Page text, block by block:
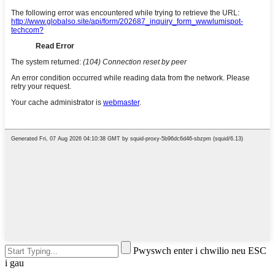
Pwyswch enter i chwilio neu ESC
i gau